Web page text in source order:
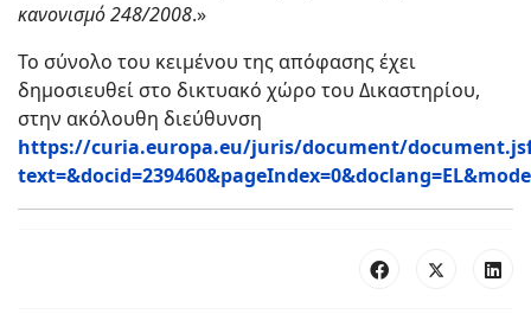
κανονισμό 248/2008.»
Το σύνολο του κειμένου της απόφασης έχει
δημοσιευθεί στο δικτυακό χώρο του Δικαστηρίου,
στην ακόλουθη διεύθυνση
https://curia.europa.eu/juris/document/